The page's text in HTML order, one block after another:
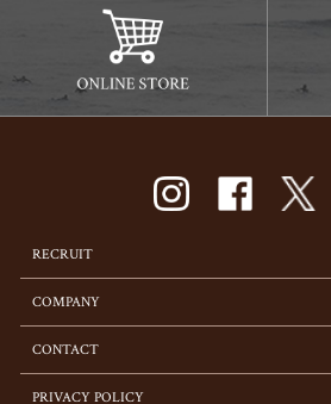
RECRUIT
COMPANY
CONTACT
PRIVACY POLICY